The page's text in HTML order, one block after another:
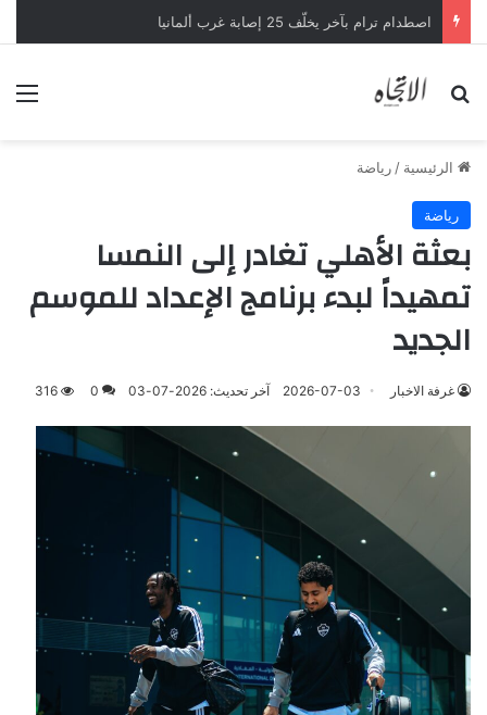
اصطدام ترام بآخر يخلّف 25 إصابة غرب ألمانيا
بحث عن
الرئيسية / رياضة
رياضة
بعثة الأهلي تغادر إلى النمسا
تمهيداً لبدء برنامج الإعداد للموسم
الجديد
غرفة الاخبار 2026-07-03 آخر تحديث: 2026-07-03 0
316